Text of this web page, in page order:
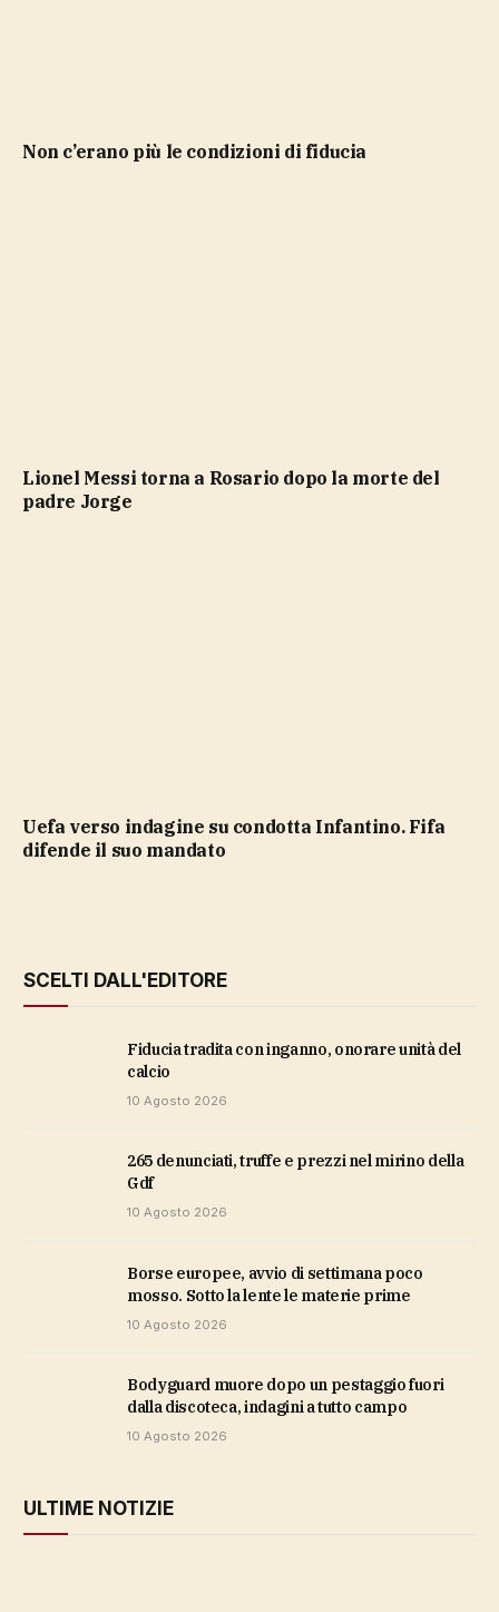
non c’erano più le condizioni di fiducia
Lionel Messi torna a Rosario dopo la morte del
padre Jorge
Uefa verso indagine su condotta Infantino. Fifa
difende il suo mandato
SCELTI DALL'EDITORE
Fiducia tradita con inganno, onorare unità del
calcio
10 Agosto 2026
265 denunciati, truffe e prezzi nel mirino della
Gdf
10 Agosto 2026
Borse europee, avvio di settimana poco
mosso. Sotto la lente le materie prime
10 Agosto 2026
Bodyguard muore dopo un pestaggio fuori
dalla discoteca, indagini a tutto campo
10 Agosto 2026
ULTIME NOTIZIE